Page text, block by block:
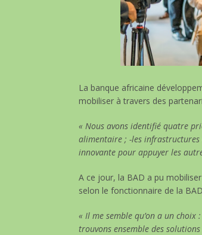
La banque africaine
mobiliser à travers des
« Nous avons identifié quatre
alimentaire ; -les infrastructures
innovante pour appuyer les
A ce jour, la BAD a pu
selon le fonctionnaire de la
« Il me semble qu’on a un
trouvons ensemble des solutions